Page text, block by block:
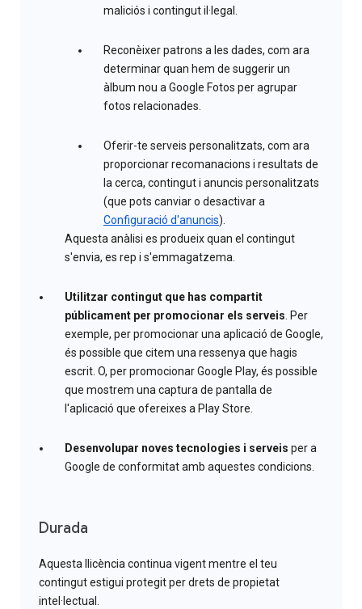
maliciós i contingut il·legal.
Reconèixer patrons a les dades, com ara
determinar quan hem de suggerir un
àlbum nou a Google Fotos per agrupar
fotos relacionades.
Oferir-te serveis personalitzats, com ara
proporcionar recomanacions i resultats de
la cerca, contingut i anuncis personalitzats
(que pots canviar o desactivar a
Configuració d'anuncis).
Aquesta anàlisi es produeix quan el contingut
s'envia, es rep i s'emmagatzema.
Utilitzar contingut que has compartit
públicament per promocionar els serveis. Per
exemple, per promocionar una aplicació de Google,
és possible que citem una ressenya que hagis
escrit. O, per promocionar Google Play, és possible
que mostrem una captura de pantalla de
l'aplicació que ofereixes a Play Store.
Desenvolupar noves tecnologies i serveis per a
Google de conformitat amb aquestes condicions.
Durada
Aquesta llicència continua vigent mentre el teu
contingut estigui protegit per drets de propietat
intel·lectual.